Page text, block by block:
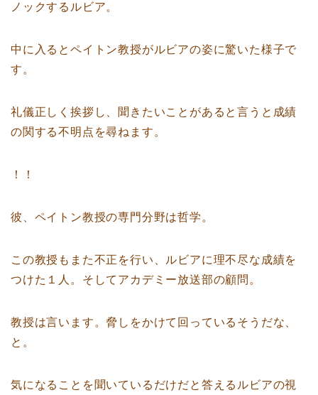
ノックするルビア。
中に入るとペイトン教授がルビアの姿に驚いた様子で
す。
礼儀正しく挨拶し、聞きたいことがあると言うと成績
の関する不明点を尋ねます。
！！
彼、ペイトン教授の専門分野は哲学。
この教授もまた不正を行い、ルビアに理不尽な成績を
つけた１人。そしてアカデミー放送部の顧問。
教授は言います。脅しをかけて回っているそうだな、
と。
気になることを聞いているだけだと答えるルビアの視